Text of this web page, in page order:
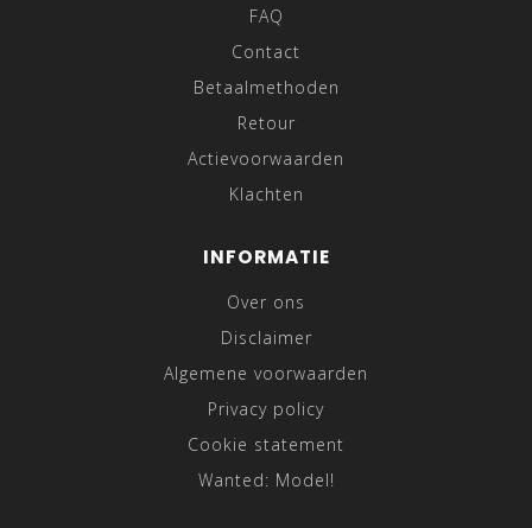
FAQ
Contact
Betaalmethoden
Retour
Actievoorwaarden
Klachten
INFORMATIE
Over ons
Disclaimer
Algemene voorwaarden
Privacy policy
Cookie statement
Wanted: Model!